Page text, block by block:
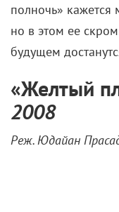
полночь» кажется
но в этом ее
будущем
«Желтый
2008
Реж. Юдайан